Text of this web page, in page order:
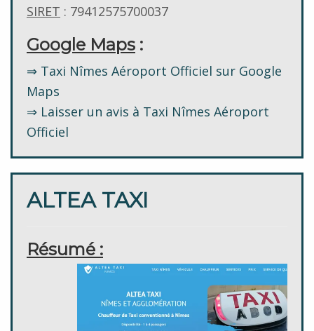
SIRET : 79412575700037
Google Maps :
⇒ Taxi Nîmes Aéroport Officiel sur Google
Maps
⇒ Laisser un avis à Taxi Nîmes Aéroport
Officiel
ALTEA TAXI
Résumé :